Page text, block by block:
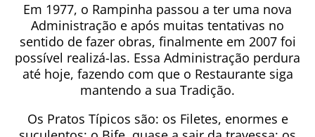
Em 1977, o Rampinha passou a ter uma nova
Administração e após muitas tentativas no
sentido de fazer obras, finalmente em 2007 foi
possível realizá-las. Essa Administração perdura
até hoje, fazendo com que o Restaurante siga
mantendo a sua Tradição.
Os Pratos Típicos são: os Filetes, enormes e